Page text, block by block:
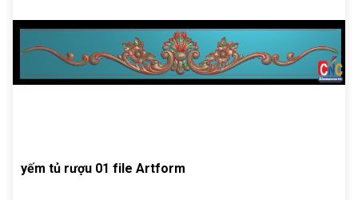
yếm tủ rượu 01 file Artform